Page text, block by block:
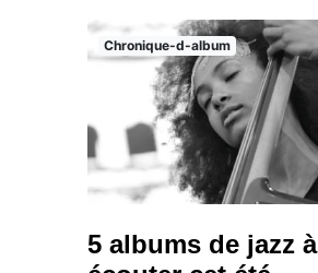
Chronique-d-album
5 albums de jazz à